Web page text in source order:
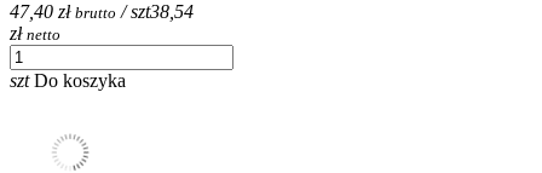
47,40 zł brutto / szt38,54
zł netto
szt Do koszyka